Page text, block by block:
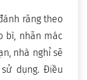
răng theo
bì, nhãn mác
nhà nghỉ sẽ
dụng. Điều